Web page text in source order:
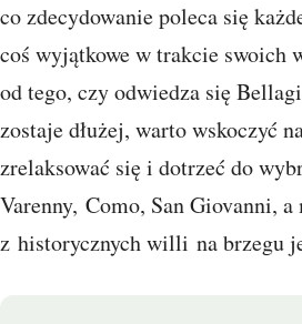
co zdecydowanie poleca się
coś wyjątkowe w trakcie swoich
od tego, czy odwiedza się
zostaje dłużej, warto wskoczyć
zrelaksować się i dotrzeć do
Varenny, Como, San Giovanni, a
z historycznych willi na brzegu